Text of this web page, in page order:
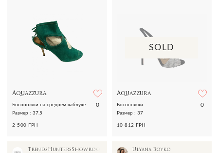
Aquazzura
0
Босоножки на среднем каблуке
Размер : 37.5
2 500 ГРН
SOLD
Aquazzura
0
Босоножки
Размер : 37
10 812 ГРН
TrendsHuntersShowroom Ulyana Boyko